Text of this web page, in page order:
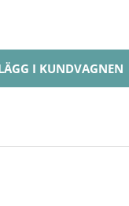
I KUNDVAGNEN